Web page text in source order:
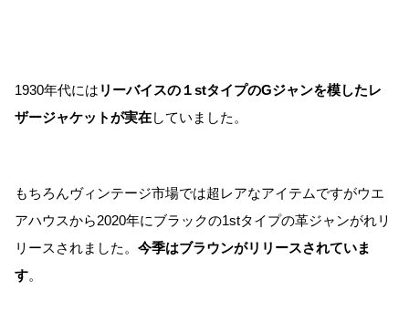
1930年代には リーバイスの１stタイプのGジャンを模したレ
ザージャケットが実在していました。
もちろんヴィンテージ市場では超レアなアイテムですがウエ
アハウスから2020年にブラックの1stタイプの革ジャンがれリ
リースされました。 今季はブラウンがリリースされていま
す。